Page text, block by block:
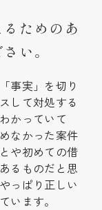
ためのあ
い。
事実」を切り
して対処する
かっていて
なかった案件
や初めての借
るものだと思
っぱり正しい
います。